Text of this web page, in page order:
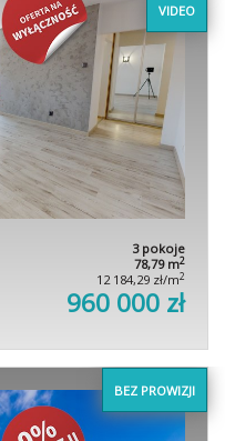
VIDEO
3 pokoje
78,79 m2
12 184,29 zł/m2
960 000 zł
BEZ PROWIZJI